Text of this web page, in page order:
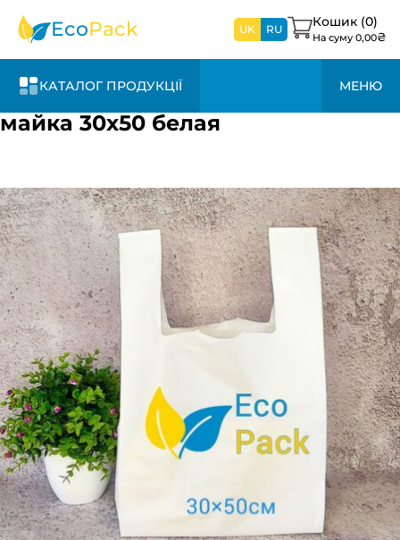
часом
EcoPack UK RU Кошик (0)
На суму 0,00₴
КАТАЛОГ ПРОДУКЦІЇ МЕНЮ
майка 30х50 белая